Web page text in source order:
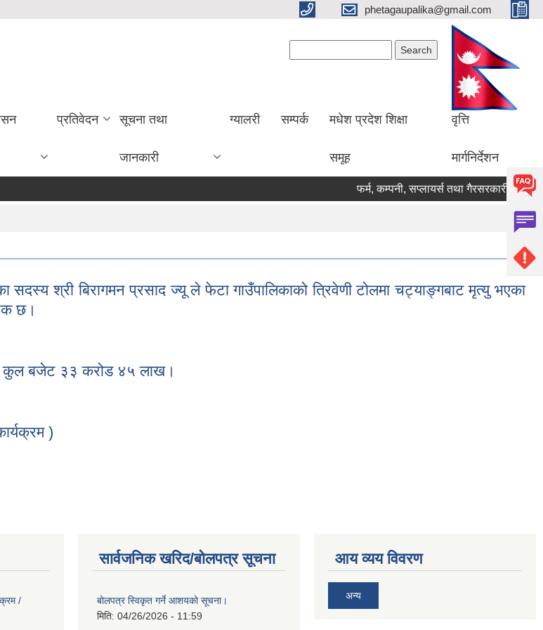
phetagaupalika@gmail.com
प्रतिवेदन सूचना तथा
जानकारी
ग्यालरी सम्पर्क मधेश प्रदेश शिक्षा
समूह
वृत्ति
मार्गनिर्देशन
फर्म, कम्पनी, सप्लायर्स तथा गैरसरकारी
सदस्य श्री बिरागमन प्रसाद ज्यू ले फेटा गाउँपालिकाको त्रिवेणी टोलमा चट्याङ्गबाट मृत्यु भएका
छ।
कुल बजेट ३३ करोड ४५ लाख।
)
/
सार्वजनिक खरिद/बोलपत्र सूचना
बोलपत्र स्विकृत गर्ने आशयको सूचना।
मिति: 04/26/2026 - 11:59
आय व्यय विवरण
अन्य